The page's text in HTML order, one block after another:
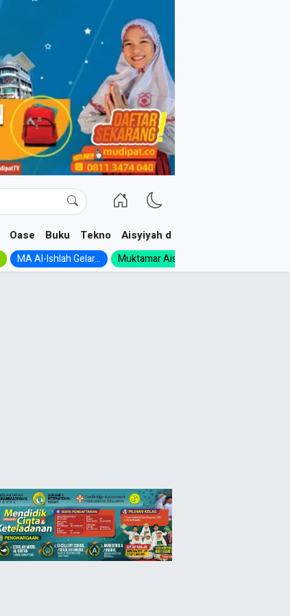
Oase Buku Tekno Aisyiyah dan NA
MA Al-Ishlah Gelar... Muktamar Aisyiyah 1926:...